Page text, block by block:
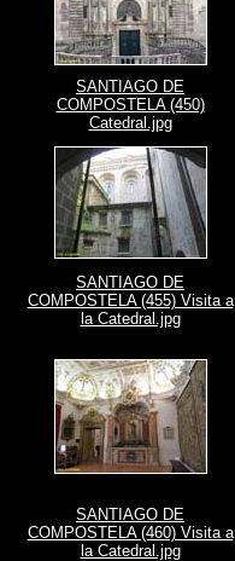
SANTIAGO DE
COMPOSTELA (450)
Catedral.jpg
SANTIAGO DE
COMPOSTELA (455) Visita a
la Catedral.jpg
SANTIAGO DE
COMPOSTELA (460) Visita a
la Catedral.jpg